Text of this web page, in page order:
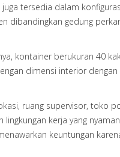
tersedia dalam
dibandingkan gedung
kontainer berukuran 40
dimensi interior
ruang supervisor, toko
kerja yang
keuntungan